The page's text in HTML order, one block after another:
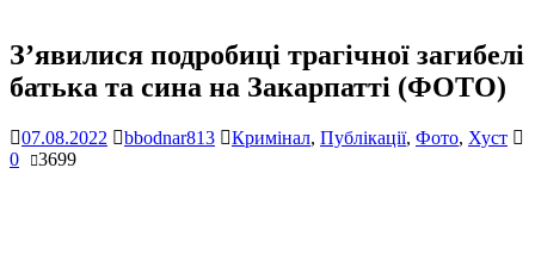
З’явилися подробиці трагічної загибелі
батька та сина на Закарпатті (ФОТО)
07.08.2022 bbodnar813 Кримінал, Публікації, Фото, Хуст
0
3699